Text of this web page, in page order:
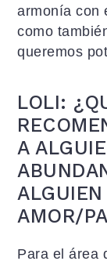
armonía con
como
queremos
LOLI:
A
AMOR/
Para el área